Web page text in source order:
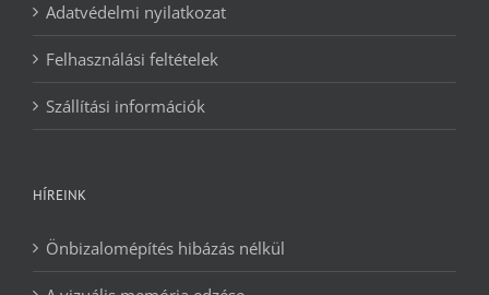
Adatvédelmi nyilatkozat
Felhasználási feltételek
Szállítási információk
HÍREINK
Önbizalomépítés hibázás nélkül